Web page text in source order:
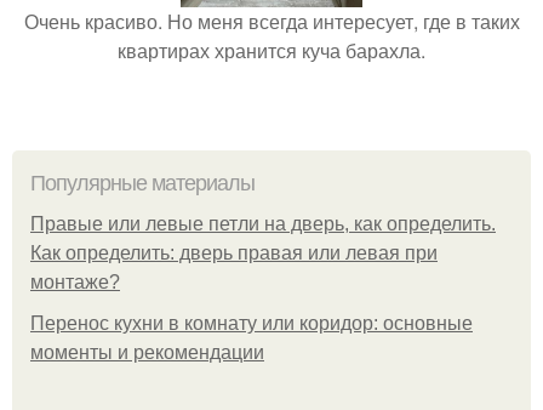
Очень красиво. Но меня всегда интересует, где в таких
квартирах хранится куча барахла.
Популярные материалы
Правые или левые петли на дверь, как определить.
Как определить: дверь правая или левая при
монтаже?
Перенос кухни в комнату или коридор: основные
моменты и рекомендации